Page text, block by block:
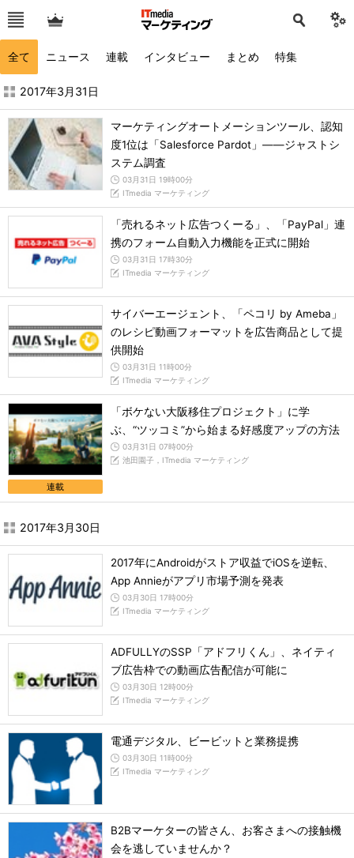
全て ニュース 連載 インタビュー まとめ 特集
2017年3月の記事一覧 - ITmedia マーケティング
2017年3月31日
マーケティングオートメーションツール、認知
度1位は「Salesforce Pardot」――ジャストシ
ステム調査
03月31日 19時00分
ITmedia マーケティング
「売れるネット広告つくーる」、「PayPal」連
携のフォーム自動入力機能を正式に開始
03月31日 17時30分
ITmedia マーケティング
サイバーエージェント、「ペコリ by Ameba」
のレシピ動画フォーマットを広告商品として提
供開始
03月31日 11時00分
ITmedia マーケティング
連載
「ボケない大阪移住プロジェクト」に学
ぶ、“ツッコミ”から始まる好感度アップの方法
03月31日 07時00分
池田園子，ITmedia マーケティング
2017年3月30日
2017年にAndroidがストア収益でiOSを逆転、
App Annieがアプリ市場予測を発表
03月30日 17時00分
ITmedia マーケティング
ADFULLYのSSP「アドフリくん」、ネイティ
ブ広告枠での動画広告配信が可能に
03月30日 12時00分
ITmedia マーケティング
電通デジタル、ビービットと業務提携
03月30日 11時00分
ITmedia マーケティング
B2Bマーケターの皆さん、お客さまへの接触機
会を逃していませんか？